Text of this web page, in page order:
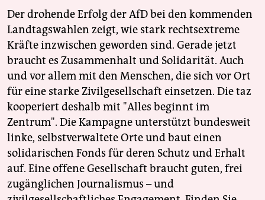
Der drohende Erfolg der AfD bei den kommenden
Landtagswahlen zeigt, wie stark rechtsextreme
Kräfte inzwischen geworden sind. Gerade jetzt
braucht es Zusammenhalt und Solidarität. Auch
und vor allem mit den Menschen, die sich vor Ort
für eine starke Zivilgesellschaft einsetzen. Die taz
kooperiert deshalb mit "Alles beginnt im
Zentrum". Die Kampagne unterstützt bundesweit
linke, selbstverwaltete Orte und baut einen
solidarischen Fonds für deren Schutz und Erhalt
auf. Eine offene Gesellschaft braucht guten, frei
zugänglichen Journalismus – und